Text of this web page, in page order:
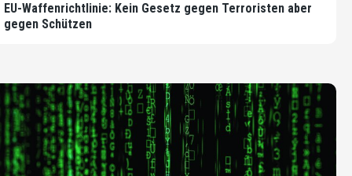
EU-Waffenrichtlinie: Kein Gesetz gegen Terroristen aber
gegen Schützen